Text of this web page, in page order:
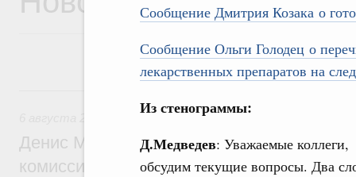
Сообщение Дмитрия Козака о
Сообщение Ольги Голодец о
лекарственных препаратов на
Из стенограммы:
Д.Медведев: Уважаемые коллеги,
обсудим текущие вопросы. Два
Общие вопросы промышленной политики
Денис Мантуров провёл заседание
комиссии по промышленности